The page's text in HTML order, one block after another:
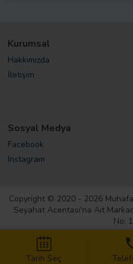
Tarih Seç
Kurumsal
Hakkımızda
İletişim
Sosyal Medya
Facebook
Instagram
Copyright © 2020 - 2026
Seyahat Acentası'na Ait
No:
Kişisel